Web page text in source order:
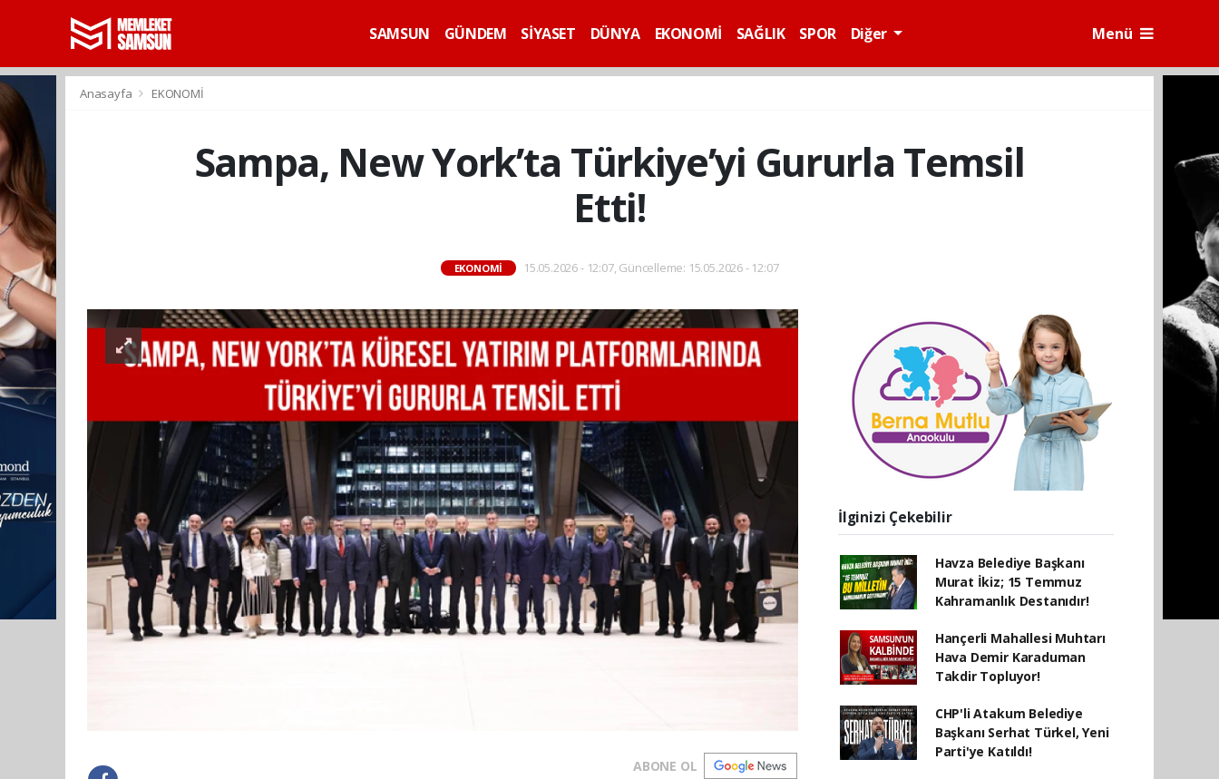
SAMSUN GÜNDEM SİYASET DÜNYA EKONOMİ SAĞLIK SPOR Diğer Menü
Anasayfa EKONOMİ
Sampa, New York’ta Türkiye’yi Gururla Temsil
Etti!
EKONOMİ 15.05.2026 - 12:07, Güncelleme: 15.05.2026 - 12:07
ABONE OL
İlginizi Çekebilir
Havza Belediye Başkanı
Murat İkiz; 15 Temmuz
Kahramanlık Destanıdır!
Hançerli Mahallesi Muhtarı
Hava Demir Karaduman
Takdir Topluyor!
CHP'li Atakum Belediye
Başkanı Serhat Türkel, Yeni
Parti'ye Katıldı!